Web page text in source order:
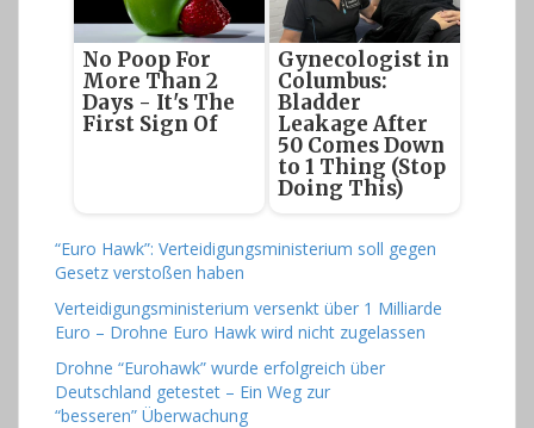
No Poop For
More Than 2
Days - It's The
First Sign Of
Gynecologist in
Columbus:
Bladder
Leakage After
50 Comes Down
to 1 Thing (Stop
Doing This)
“Euro Hawk”: Verteidigungsministerium soll gegen
Gesetz verstoßen haben
Verteidigungsministerium versenkt über 1 Milliarde
Euro – Drohne Euro Hawk wird nicht zugelassen
Drohne “Eurohawk” wurde erfolgreich über
Deutschland getestet – Ein Weg zur
“besseren” Überwachung